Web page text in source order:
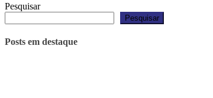
Pesquisar
Pesquisar
Posts em destaque